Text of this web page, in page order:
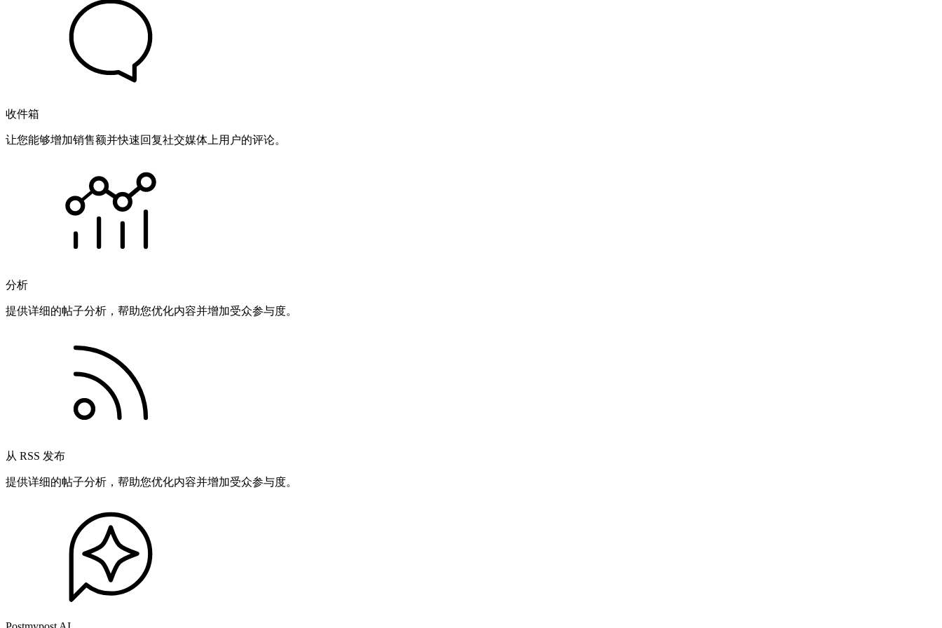
收件箱
让您能够增加销售额并快速回复社交媒体上用户的评论。
分析
提供详细的帖子分析，帮助您优化内容并增加受众参与度。
从 RSS 发布
提供详细的帖子分析，帮助您优化内容并增加受众参与度。